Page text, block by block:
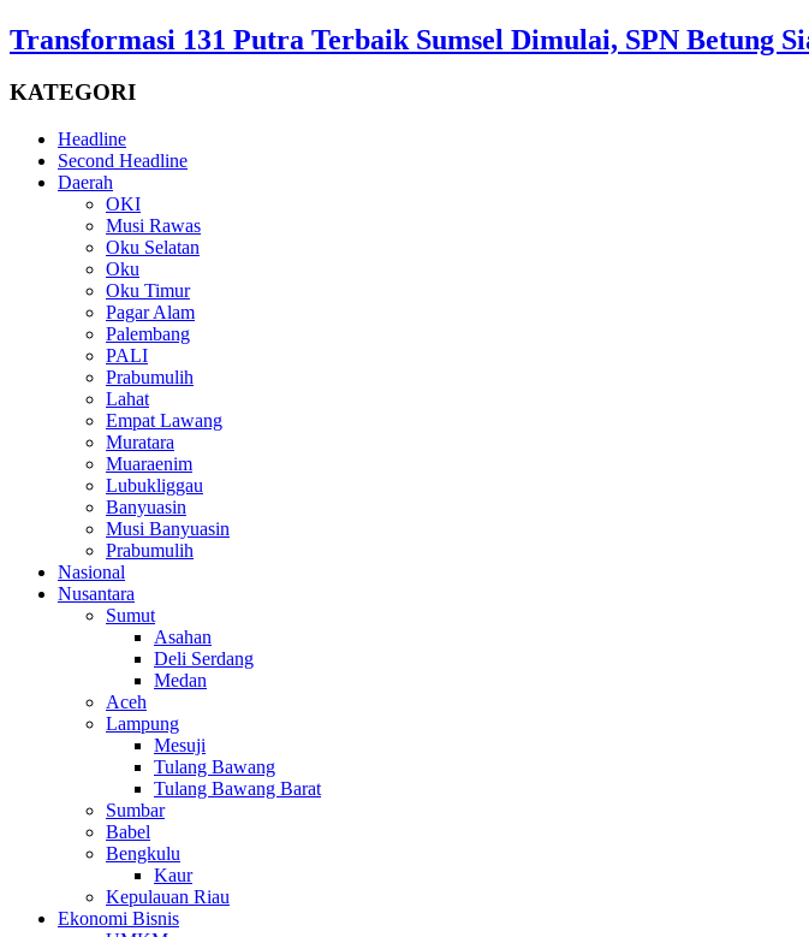
Transformasi 131 Putra Terbaik Sumsel Dimulai, SPN Betung
KATEGORI
Headline
Second Headline
Daerah
OKI
Musi Rawas
Oku Selatan
Oku
Oku Timur
Pagar Alam
Palembang
PALI
Prabumulih
Lahat
Empat Lawang
Muratara
Muaraenim
Lubukliggau
Banyuasin
Musi Banyuasin
Prabumulih
Nasional
Nusantara
Sumut
Asahan
Deli Serdang
Medan
Aceh
Lampung
Mesuji
Tulang Bawang
Tulang Bawang Barat
Sumbar
Babel
Bengkulu
Kaur
Kepulauan Riau
Ekonomi Bisnis